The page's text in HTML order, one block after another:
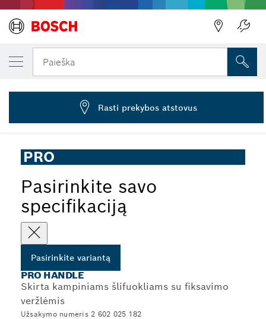
Paieška
... PRO Handle Vibration Control
PRO
Pasirinkite savo
specifikaciją
Pasirinkite variantą
PRO HANDLE
Skirta kampiniams šlifuokliams su fiksavimo
veržlėmis
Užsakymo numeris 2 602 025 182
JŪSŲ PASIRINKTAS VARIANTAS
PRO Handle, M10
2 602 025 182
Rasti prekybos atstovus